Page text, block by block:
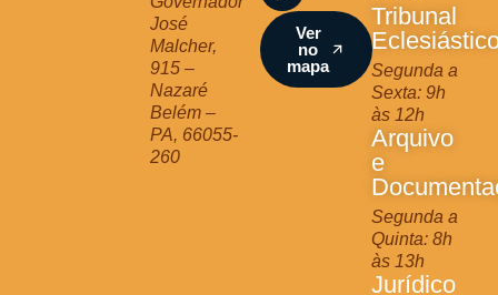
José
Malcher,
915 –
Nazaré
Belém –
PA, 66055-
260
mVer
no
mapa
Tribunal
Segunda a
Sexta: 9h
às 12h
Arquivo
e
Segunda a
Quinta: 8h
às 13h
Jurídico